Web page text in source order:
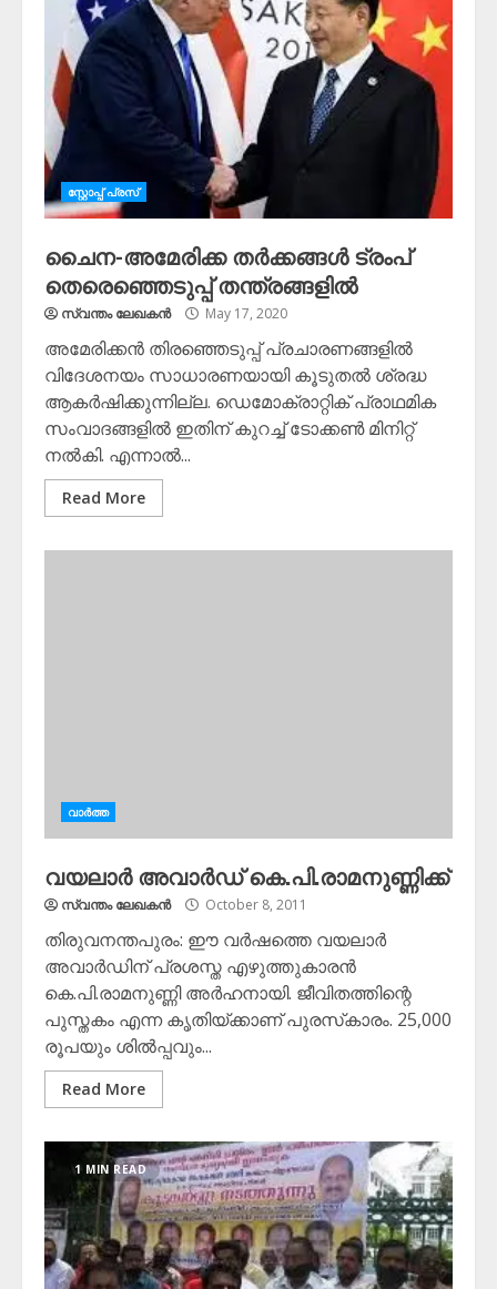
സ്റ്റോപ്പ്‌ പ്രസ്‌
ചൈന-അമേരിക്ക തർക്കങ്ങൾ ട്രംപ്
തെരെഞ്ഞെടുപ്പ് തന്ത്രങ്ങളിൽ
സ്വന്തം ലേഖകന്‍ May 17, 2020
അമേരിക്കൻ തിരഞ്ഞെടുപ്പ് പ്രചാരണങ്ങളിൽ
വിദേശനയം സാധാരണയായി കൂടുതൽ ശ്രദ്ധ
ആകർഷിക്കുന്നില്ല. ഡെമോക്രാറ്റിക് പ്രാഥമിക
സംവാദങ്ങളിൽ ഇതിന് കുറച്ച് ടോക്കൺ മിനിറ്റ്
നൽകി. എന്നാൽ...
Read More
വാർത്ത
വയലാര്‍ അവാര്‍ഡ് കെ.പി.രാമനുണ്ണിക്ക്‌
സ്വന്തം ലേഖകന്‍ October 8, 2011
തിരുവനന്തപുരം: ഈ വര്‍ഷത്തെ വയലാര്‍
അവാര്‍ഡിന് പ്രശസ്ത എഴുത്തുകാരന്‍
കെ.പി.രാമനുണ്ണി അര്‍ഹനായി. ജീവിതത്തിന്റെ
പുസ്തകം എന്ന കൃതിയ്ക്കാണ് പുരസ്‌കാരം. 25,000
രൂപയും ശില്‍പ്പവും...
Read More
1 MIN READ